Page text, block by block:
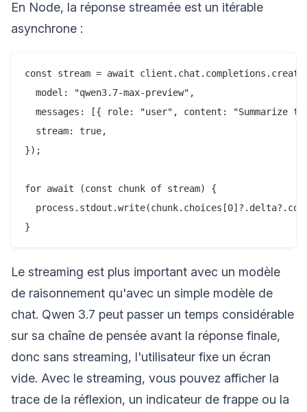
En Node, la réponse streamée est un itérable
asynchrone :
const stream = await
  model: "qwen3.7-max-preview",
messages: [{ role: "user", content: "Summarize
  stream: true,
});
for await (const chunk of stream) {
Le streaming est plus important avec un modèle
de raisonnement qu'avec un simple modèle de
chat. Qwen 3.7 peut passer un temps considérable
sur sa chaîne de pensée avant la réponse finale,
donc sans streaming, l'utilisateur fixe un écran
vide. Avec le streaming, vous pouvez afficher la
trace de la réflexion, un indicateur de frappe ou la